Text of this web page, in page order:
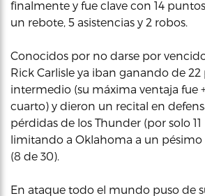
finalmente y fue clave con 14 puntos
un rebote, 5 asistencias y 2 robos.
Conocidos por no darse por
Rick Carlisle ya iban ganando de
intermedio (su máxima ventaja fue
cuarto) y dieron un recital en
pérdidas de los Thunder (por solo
limitando a Oklahoma a un pésimo
(8 de 30).
En ataque todo el mundo puso de